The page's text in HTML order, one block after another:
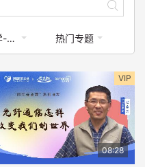
工学-工程类 热门专题
VIP
08:28